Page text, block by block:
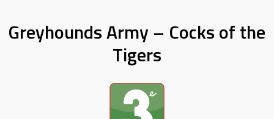
Greyhounds Army – Cocks of the
Tigers